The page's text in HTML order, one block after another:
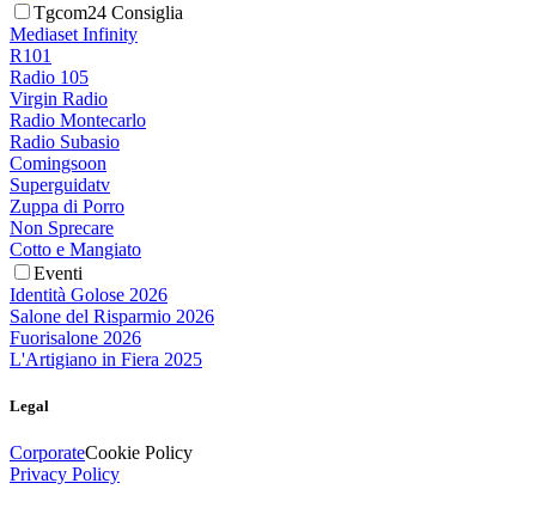
Tgcom24 Consiglia
Mediaset Infinity
R101
Radio 105
Virgin Radio
Radio Montecarlo
Radio Subasio
Comingsoon
Superguidatv
Zuppa di Porro
Non Sprecare
Cotto e Mangiato
Eventi
Identità Golose 2026
Salone del Risparmio 2026
Fuorisalone 2026
L'Artigiano in Fiera 2025
Legal
CorporateCookie Policy
Privacy Policy